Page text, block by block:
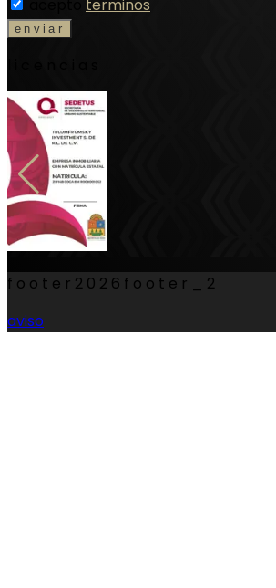
terminos
footer 2026 footer_2
aviso